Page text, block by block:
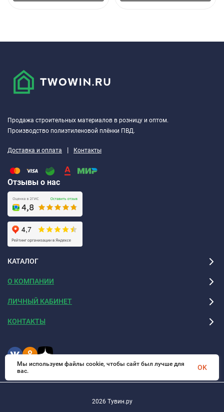
Продажа строительных материалов в розницу и оптом.
Производство полиэтиленовой плёнки ПВД.
Доставка и оплата | Контакты
Отзывы о нас
КАТАЛОГ
О КОМПАНИИ
ЛИЧНЫЙ КАБИНЕТ
КОНТАКТЫ
2026 Тувин.ру
Мы используем файлы cookie, чтобы сайт был лучше для
вас.
OK